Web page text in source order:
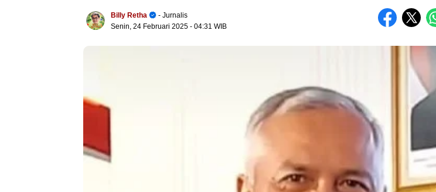
Billy Retha
- Jurnalis
Senin, 24 Februari 2025 - 04:31 WIB